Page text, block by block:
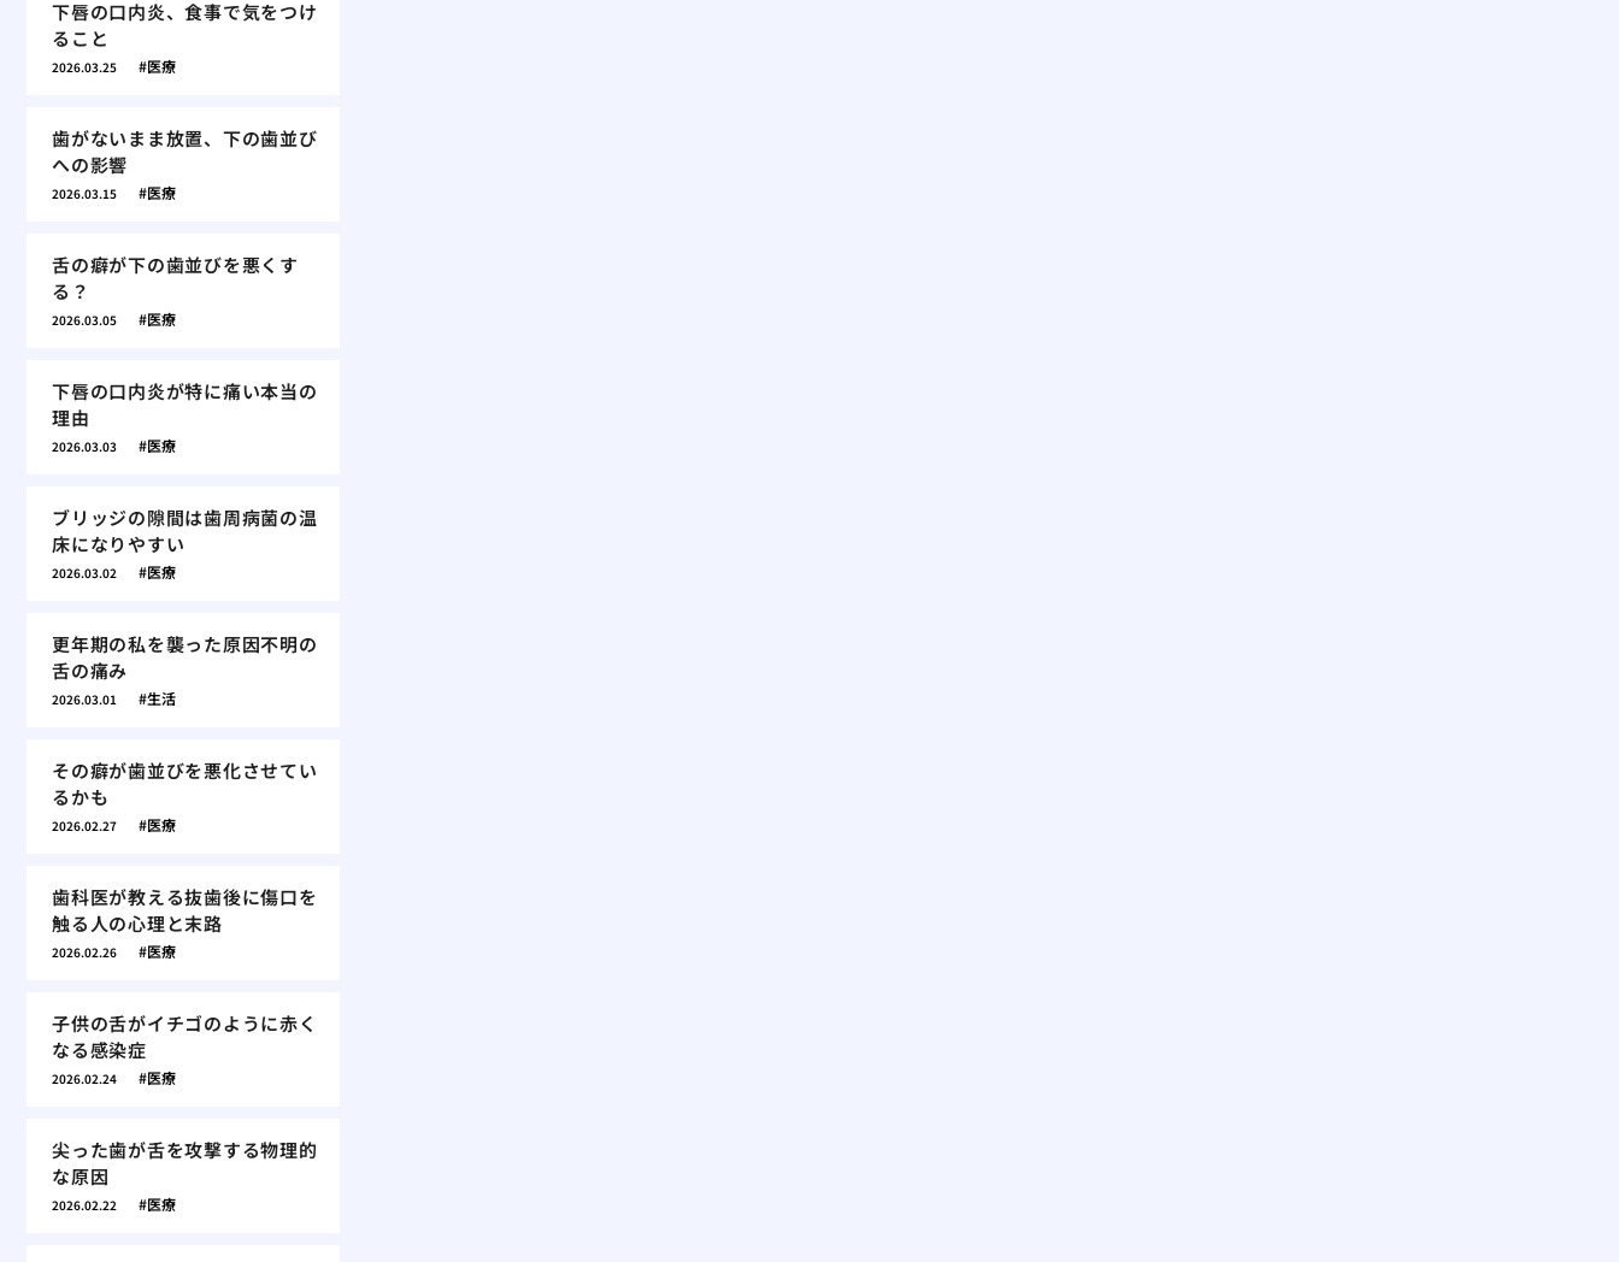
下唇の口内炎、食事で気をつけ
ること
2026.03.25 医療
歯がないまま放置、下の歯並び
への影響
2026.03.15 医療
舌の癖が下の歯並びを悪くす
る？
2026.03.05 医療
下唇の口内炎が特に痛い本当の
理由
2026.03.03 医療
ブリッジの隙間は歯周病菌の温
床になりやすい
2026.03.02 医療
更年期の私を襲った原因不明の
舌の痛み
2026.03.01 生活
その癖が歯並びを悪化させてい
るかも
2026.02.27 医療
歯科医が教える抜歯後に傷口を
触る人の心理と末路
2026.02.26 医療
子供の舌がイチゴのように赤く
なる感染症
2026.02.24 医療
尖った歯が舌を攻撃する物理的
な原因
2026.02.22 医療